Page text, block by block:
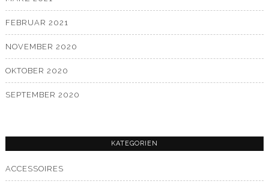
FEBRUAR 2021
NOVEMBER 2020
OKTOBER 2020
SEPTEMBER 2020
KATEGORIEN
ACCESSOIRES